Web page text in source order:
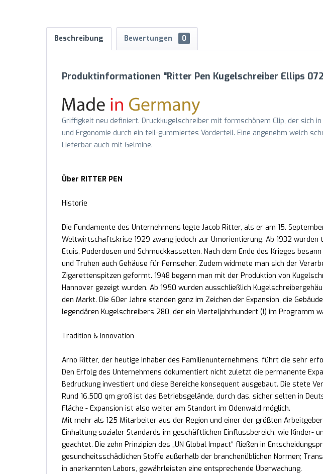
Beschreibung Bewertungen 0
Produktinformationen "Ritter Pen Kugelschreiber Ellips
Griffigkeit neu definiert. Druckkugelschreiber mit formschönem Clip, der
und Ergonomie durch ein teil-gummiertes Vorderteil. Eine angenehm weich
Lieferbar auch mit Gelmine.
Über RITTER PEN
Historie
Die Fundamente des Unternehmens legte Jacob Ritter, als er am 15.
Weltwirtschaftskrise 1929 zwang jedoch zur Umorientierung. Ab 1932
Etuis, Puderdosen und Schmuckkassetten. Nach dem Ende des Krieges
und Truhen auch Gehäuse für Fernseher. Zudem widmete man sich der
Zigarettenspitzen geformt. 1948 begann man mit der Produktion von
Hannover gezeigt wurden. Ab 1950 wurden ausschließlich
den Markt. Die 60er Jahre standen ganz im Zeichen der Expansion, die
legendären Kugelschreibers 280, der ein Vierteljahrhundert (!) im Programm
Tradition & Innovation
Arno Ritter, der heutige Inhaber des Familienunternehmens, führt die sehr
Den Erfolg des Unternehmens dokumentiert nicht zuletzt die permanente
Bedruckung investiert und diese Bereiche konsequent ausgebaut. Die stete
Rund 16.500 qm groß ist das Betriebsgelände, durch das, sicher selten in
Fläche - Expansion ist also weiter am Standort im Odenwald möglich.
Mit mehr als 125 Mitarbeiter aus der Region und einer der größten
Einhaltung sozialer Standards im geschäftlichen Einflussbereich, wie Kinder-
geachtet. Die zehn Prinzipien des „UN Global Impact“ fließen in
gesundheitsschädlichen Stoffe außerhalb der branchenüblichen Normen;
in anerkannten Labors, gewährleisten eine entsprechende Überwachung.